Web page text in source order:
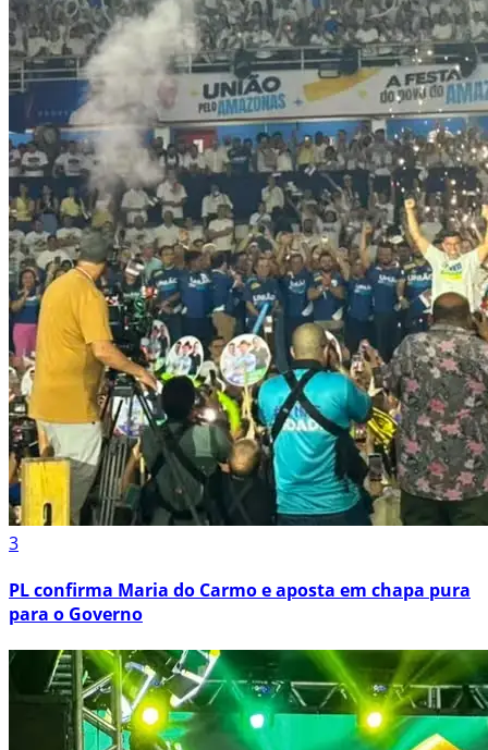
3
PL confirma Maria do Carmo e aposta em chapa pura
para o Governo